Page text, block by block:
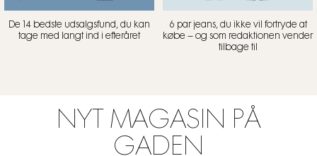
De 14 bedste udsalgsfund, du kan
tage med langt ind i efteråret
6 par jeans, du ikke vil fortryde at
købe – og som redaktionen vender
tilbage til
NYT MAGASIN PÅ
GADEN